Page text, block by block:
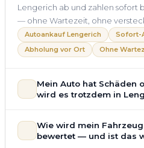
Lengerich ab und zahlen sofort
— ohne Wartezeit, ohne
Autoankauf Lengerich
Sofort-
Abholung vor Ort
Ohne
Mein Auto hat Schäden
wird es trotzdem in
Motorschaden,
allgemeinem Reparaturbedarf
Wie wird mein
bewertet — und ist das